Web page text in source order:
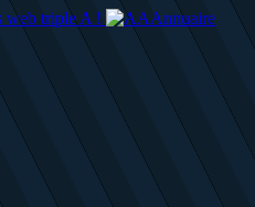
web triple A !